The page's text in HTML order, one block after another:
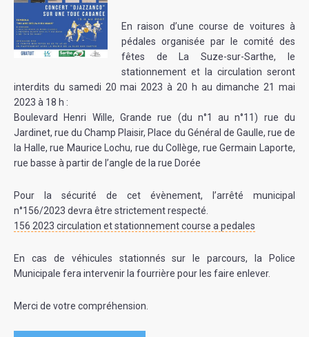
En raison d’une course de voitures à
pédales organisée par le comité des
fêtes de La Suze-sur-Sarthe, le
stationnement et la circulation seront
interdits du samedi 20 mai 2023 à 20 h au dimanche 21 mai
2023 à 18 h :
Boulevard Henri Wille, Grande rue (du n°1 au n°11) rue du
Jardinet, rue du Champ Plaisir, Place du Général de Gaulle, rue de
la Halle, rue Maurice Lochu, rue du Collège, rue Germain Laporte,
rue basse à partir de l’angle de la rue Dorée
Pour la sécurité de cet évènement, l’arrêté municipal
n°156/2023 devra être strictement respecté.
156 2023 circulation et stationnement course a pedales
En cas de véhicules stationnés sur le parcours, la Police
Municipale fera intervenir la fourrière pour les faire enlever.
Merci de votre compréhension.